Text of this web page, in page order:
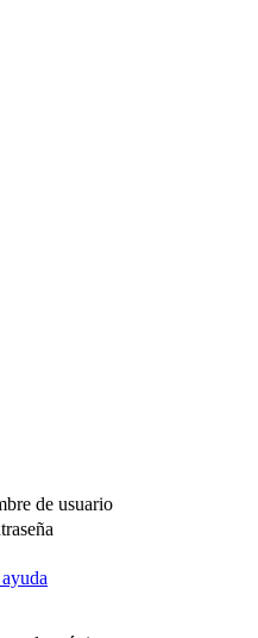
de usuario